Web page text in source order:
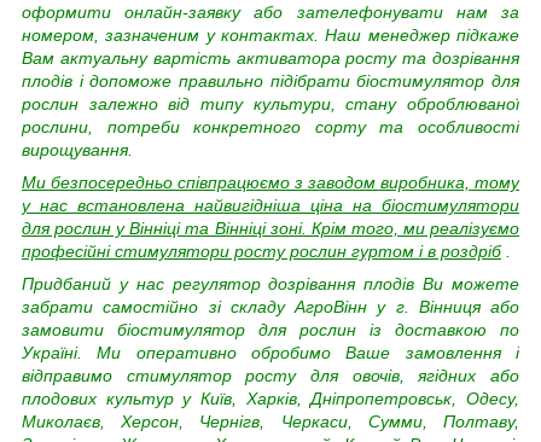
оформити онлайн-заявку або зателефонувати нам за
номером, зазначеним у контактах. Наш менеджер підкаже
Вам актуальну вартість активатора росту та дозрівання
плодів і допоможе правильно підібрати біостимулятор для
рослин залежно від типу культури, стану оброблюваної
рослини, потреби конкретного сорту та особливості
вирощування.
Ми безпосередньо співпрацюємо з заводом виробника, тому
у нас встановлена найвигідніша ціна на біостимулятори
для рослин у Вінніці та Вінніці зоні. Крім того, ми реалізуємо
професійні стимулятори росту рослин гуртом і в роздріб
Придбаний у нас регулятор дозрівання плодів Ви можете
забрати самостійно зі складу АгроВінн у г. Вінниця або
замовити біостимулятор для рослин із доставкою по
Україні. Ми оперативно обробимо Ваше замовлення і
відправимо стимулятор росту для овочів, ягідних або
плодових культур у Київ, Харків, Дніпропетровськ, Одесу,
Миколаєв, Херсон, Чернігв, Черкаси, Сумми, Полтаву,